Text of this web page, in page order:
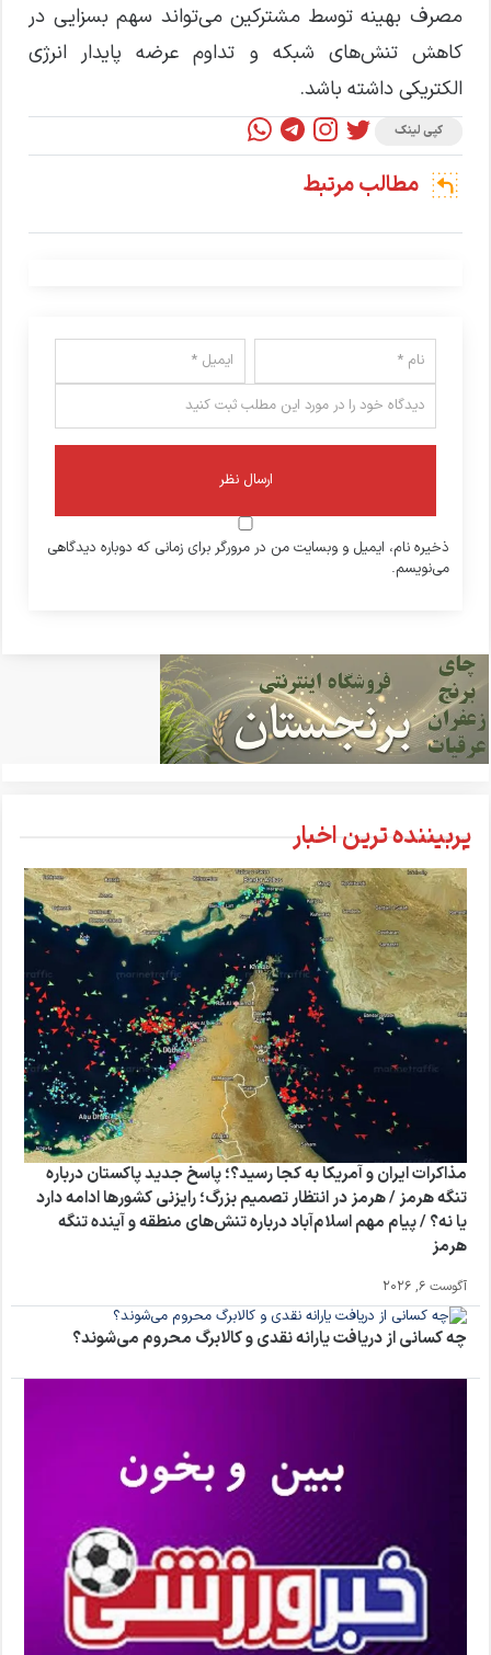
مصرف بهینه توسط مشترکین می‌تواند سهم بسزایی در
کاهش تنش‌های شبکه و تداوم عرضه پایدار انرژی
الکتریکی داشته باشد.
کپی لینک
مطالب مرتبط
ذخیره نام، ایمیل و وبسایت من در مرورگر برای زمانی که دوباره دیدگاهی
می‌نویسم.
پربیننده ترین اخبار
مذاکرات ایران و آمریکا به کجا رسید؟؛ پاسخ جدید پاکستان درباره
تنگه هرمز / هرمز در انتظار تصمیم بزرگ؛ رایزنی کشورها ادامه دارد
یا نه؟ / پیام مهم اسلام‌آباد درباره تنش‌های منطقه و آینده تنگه
هرمز
آگوست 6, 2026
چه کسانی از دریافت یارانه نقدی و کالابرگ محروم می‌شوند؟